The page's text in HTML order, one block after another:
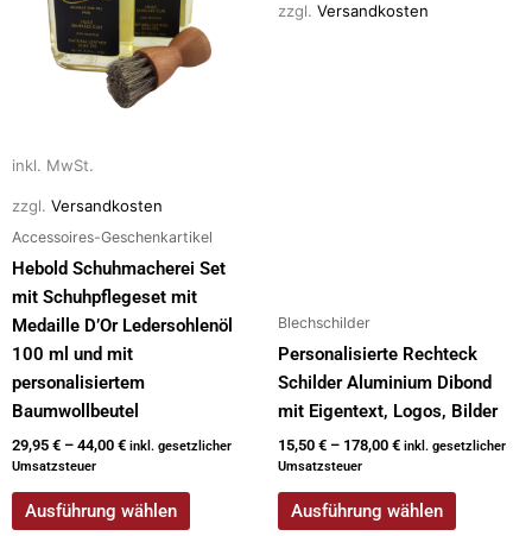
inkl. MwSt.
zzgl. Versandkosten
Accessoires-Geschenkartikel
Hebold Schuhmacherei Set
mit Schuhpflegeset mit
Medaille D’Or Ledersohlenöl
100 ml und mit
personalisiertem
Baumwollbeutel
29,95 € – 44,00 € inkl. gesetzlicher
Umsatzsteuer
Ausführung wählen
Optionen
Produktseite
gewählt
werden
zzgl. Versandkosten
Blechschilder
Personalisierte Rechteck
Schilder Aluminium Dibond
mit Eigentext, Logos, Bilder
15,50 € – 178,00 € inkl. gesetzlicher
Umsatzsteuer
Ausführung wählen